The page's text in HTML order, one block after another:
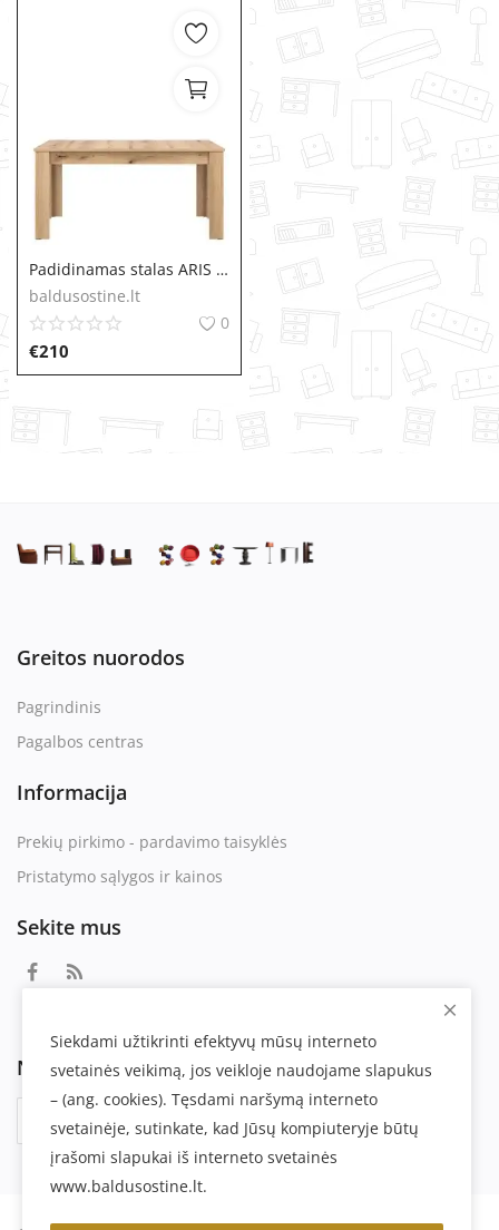
Padidinamas stalas ARIS ST 04
baldusostine.lt
0
€210
Greitos nuorodos
Pagrindinis
Pagalbos centras
Informacija
Prekių pirkimo - pardavimo taisyklės
Pristatymo sąlygos ir kainos
Sekite mus
Naujienlaiškis
Prenumeruoti
Siekdami užtikrinti efektyvų mūsų interneto
svetainės veikimą, jos veikloje naudojame slapukus
– (ang. cookies). Tęsdami naršymą interneto
svetainėje, sutinkate, kad Jūsų kompiuteryje būtų
įrašomi slapukai iš interneto svetainės
www.baldusostine.lt.